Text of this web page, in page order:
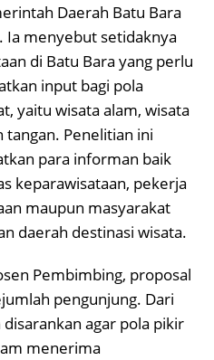
Daerah Batu Bara
Ia menyebut setidaknya
di Batu Bara yang perlu
input bagi pola
yaitu wisata alam, wisata
tangan. Penelitian ini
para informan baik
keparawisataan, pekerja
maupun masyarakat
daerah destinasi wisata.
Pembimbing, proposal
pengunjung. Dari
agar pola pikir
menerima